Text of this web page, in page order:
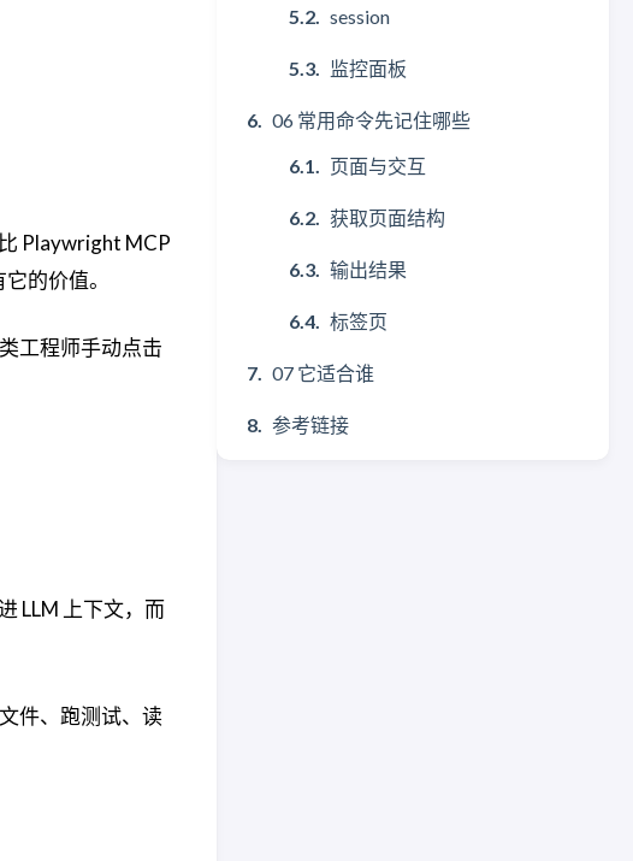
session
监控面板
06 常用命令先记住哪些
页面与交互
获取页面结构
输出结果
标签页
07 它适合谁
参考链接
Playwright MCP
的价值。
工程师手动点击
LLM 上下文，而
件、跑测试、读